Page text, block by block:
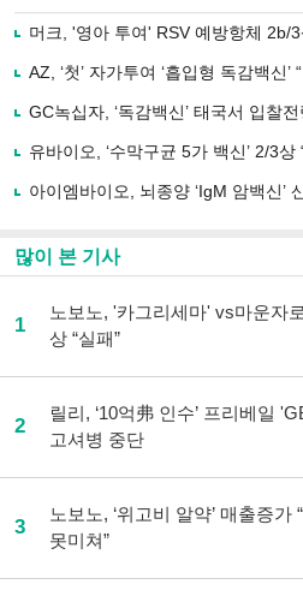
로
기
사
유
기
머크, '영아 투여' RSV 예방항체 2b/3
AZ, ‘첫’ 자가투여 ‘흡입형 독감백신’
GC녹십자, ‘독감백신’ 태국서 입찰
유바이오, ‘수막구균 5가 백신’ 2/3상
아이엠바이오, 뇌종양 ‘IgM 암백신’
많이 본 기사
1
노보노, '카그리세마' vs마운자
상 “실패”
2
릴리, ‘10억弗 인수’ 프리베일
고셔병 중단
3
노보노, ‘위고비 알약’ 매출증가
못미쳐”